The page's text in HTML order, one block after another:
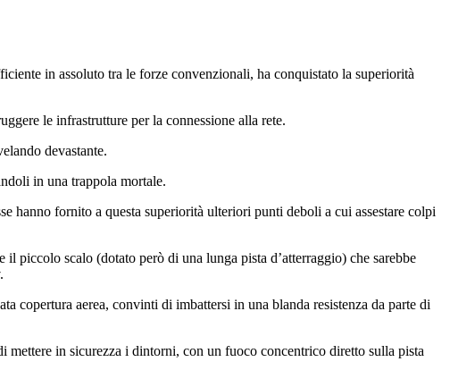
in assoluto tra le forze convenzionali, ha conquistato la superiorità
le infrastrutture per la connessione alla rete.
devastante.
in una trappola mortale.
hanno fornito a questa superiorità ulteriori punti deboli a cui assestare colpi
piccolo scalo (dotato però di una lunga pista d’atterraggio) che sarebbe
copertura aerea, convinti di imbattersi in una blanda resistenza da parte di
mettere in sicurezza i dintorni, con un fuoco concentrico diretto sulla pista